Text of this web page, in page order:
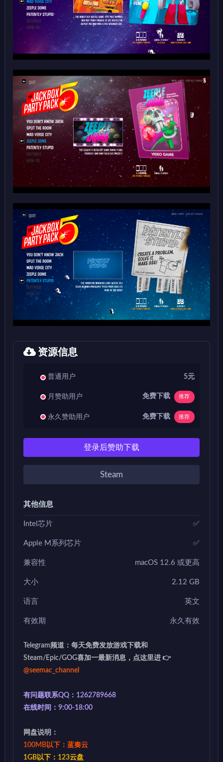
资源信息
普通用户 5元
月赞助用户 免费下载 推荐
永久赞助用户 免费下载 推荐
登录后赞助下载
Steam
其他信息
Intel芯片 ✅
Apple M系列芯片 ✅
兼容性 macOS 12.6 或更高
大小 2.12 GB
语言 英文
有效期 永久有效
Telegram频道：每天免费发放游戏下载和
Steam/Epic/GOG喜加一最新消息，点这里进 👉
@seemac_channel
有问题联系QQ：1262789668
在线时间：9:00-18:00
网盘说明：
100MB以下：蓝奏云
1GB以下：123云盘